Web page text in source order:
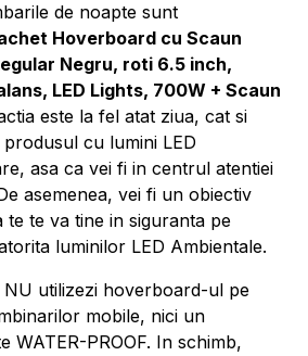
de noapte sunt
Hoverboard cu Scaun
Negru, roti 6.5 inch,
LED Lights, 700W + Scaun
este la fel atat ziua, cat si
cu lumini LED
asa ca vei fi in centrul atentiei
asemenea, vei fi un obiectiv
te te va tine in siguranta pe
luminilor LED Ambientale.
NU utilizezi hoverboard-ul pe
mobile, nici un
WATER-PROOF. In schimb,